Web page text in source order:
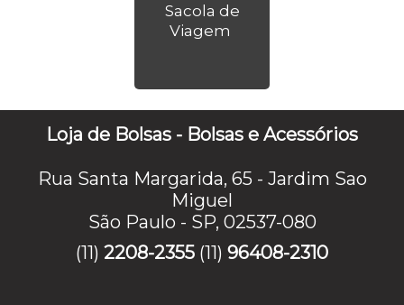
Sacola de
Viagem
Loja de Bolsas - Bolsas e Acessórios
Rua Santa Margarida, 65 - Jardim Sao
Miguel
São Paulo - SP, 02537-080
(11) 2208-2355 (11) 96408-2310